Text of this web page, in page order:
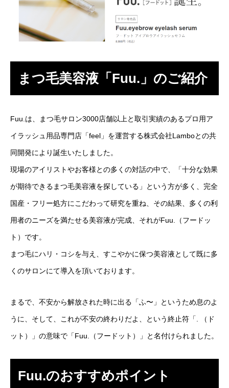
まつ毛美容液「Fuu.」のご紹介
Fuu.は、まつ毛サロン3000店舗以上と取引実績のあるプロ用ア
イラッシュ用品専門店「feel」を運営する株式会社Lamboとの共
同開発により誕生いたしました。
現場のアイリストやお客様との多くの対話の中で、「十分な効果
が期待できるまつ毛美容液を探している」という方が多く、完全
国産・フリー処方にこだわって研究を重ね、その結果、多くの利
用者のニーズを満たせる美容液が完成、それがFuu.（フードッ
ト）です。
まつ毛にハリ・コシを与え、すこやかに保つ美容液として既に多
くのサロンにて導入を頂いております。
まるで、不安から解放された時に出る「ふ〜」というため息のよ
うに、そして、これが不安の終わりだよ、という終止符「. （ド
ット）」の意味で「Fuu.（フードット）」と名付けられました。
Fuu.のおすすめポイント